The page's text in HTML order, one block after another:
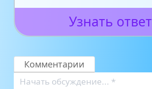
Узнать ответ
Комментарии